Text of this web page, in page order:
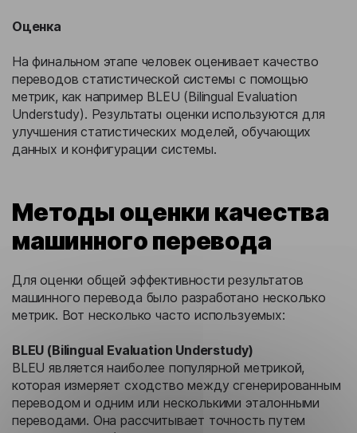
Оценка
На финальном этапе человек оценивает качество
переводов статистической системы с помощью
метрик, как например BLEU (Bilingual Evaluation
Understudy). Результаты оценки используются для
улучшения статистических моделей, обучающих
данных и конфигурации системы.
Методы оценки качества
машинного перевода
Для оценки общей эффективности результатов
машинного перевода было разработано несколько
метрик. Вот несколько часто используемых:
BLEU (Bilingual Evaluation Understudy)
BLEU является наиболее популярной метрикой,
которая измеряет сходство между сгенерированным
переводом и одним или несколькими эталонными
переводами. Она рассчитывает точность путем